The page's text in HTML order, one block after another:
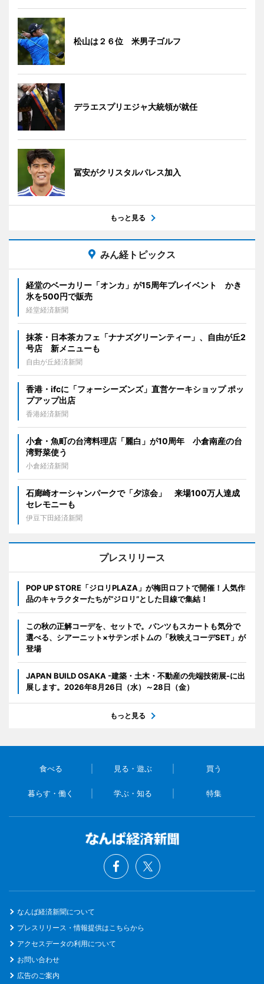
松山は２６位 米男子ゴルフ
デラエスプリエジャ大統領が就任
冨安がクリスタルパレス加入
もっと見る
みん経トピックス
経堂のベーカリー「オンカ」が15周年プレイベント かき
氷を500円で販売
経堂経済新聞
抹茶・日本茶カフェ「ナナズグリーンティー」、自由が丘2
号店 新メニューも
自由が丘経済新聞
香港・ifcに「フォーシーズンズ」直営ケーキショップ ポッ
プアップ出店
香港経済新聞
小倉・魚町の台湾料理店「麗白」が10周年 小倉南産の台
湾野菜使う
小倉経済新聞
石廊崎オーシャンパークで「夕涼会」 来場100万人達成
セレモニーも
伊豆下田経済新聞
プレスリリース
POP UP STORE「ジロリPLAZA」が梅田ロフトで開催！人気作
品のキャラクターたちが“ジロリ”とした目線で集結！
この秋の正解コーデを、セットで。パンツもスカートも気分で
選べる、シアーニット×サテンボトムの「秋映えコーデSET」が
登場
JAPAN BUILD OSAKA -建築・土木・不動産の先端技術展-に出
展します。2026年8月26日（水）～28日（金）
もっと見る
食べる 見る・遊ぶ 買う
暮らす・働く 学ぶ・知る 特集
なんば経済新聞について
プレスリリース・情報提供はこちらから
アクセスデータの利用について
お問い合わせ
広告のご案内